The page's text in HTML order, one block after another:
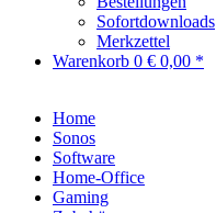
Sofortdownloads
Merkzettel
Warenkorb 0 € 0,00 *
Home
Sonos
Software
Home-Office
Gaming